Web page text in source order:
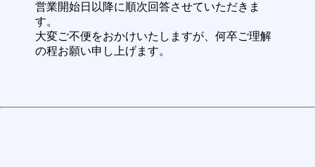
営業開始日以降に順次回答させていただきま
す。
大変ご不便をおかけいたしますが、何卒ご理解
の程お願い申し上げます。